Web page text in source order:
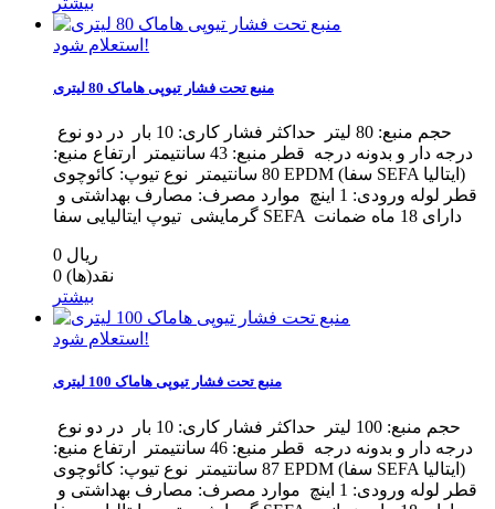
استعلام شود!
منبع تحت فشار تیوپی هاماک 80 لیتری
درجه دار و بدونه درجه قطر منبع: 43 سانتیمتر ارتفاع منبع:
80 سانتیمتر نوع تیوپ: کائوچوی EPDM (سفا SEFA ایتالیا)
گرمایشی تیوپ ایتالیایی سفا SEFA دارای 18 ماه ضمانت
0 ریال
0 نقد(ها)
بیشتر
استعلام شود!
منبع تحت فشار تیوپی هاماک 100 لیتری
درجه دار و بدونه درجه قطر منبع: 46 سانتیمتر ارتفاع منبع:
87 سانتیمتر نوع تیوپ: کائوچوی EPDM (سفا SEFA ایتالیا)